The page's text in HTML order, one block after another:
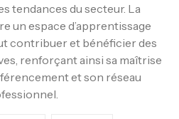
tendances du secteur. La
un espace d’apprentissage
contribuer et bénéficier des
renforçant ainsi sa maîtrise
et son réseau